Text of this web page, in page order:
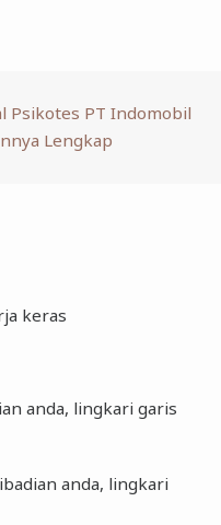
Psikotes PT Indomobil
Lengkap
keras
anda, lingkari garis
anda, lingkari